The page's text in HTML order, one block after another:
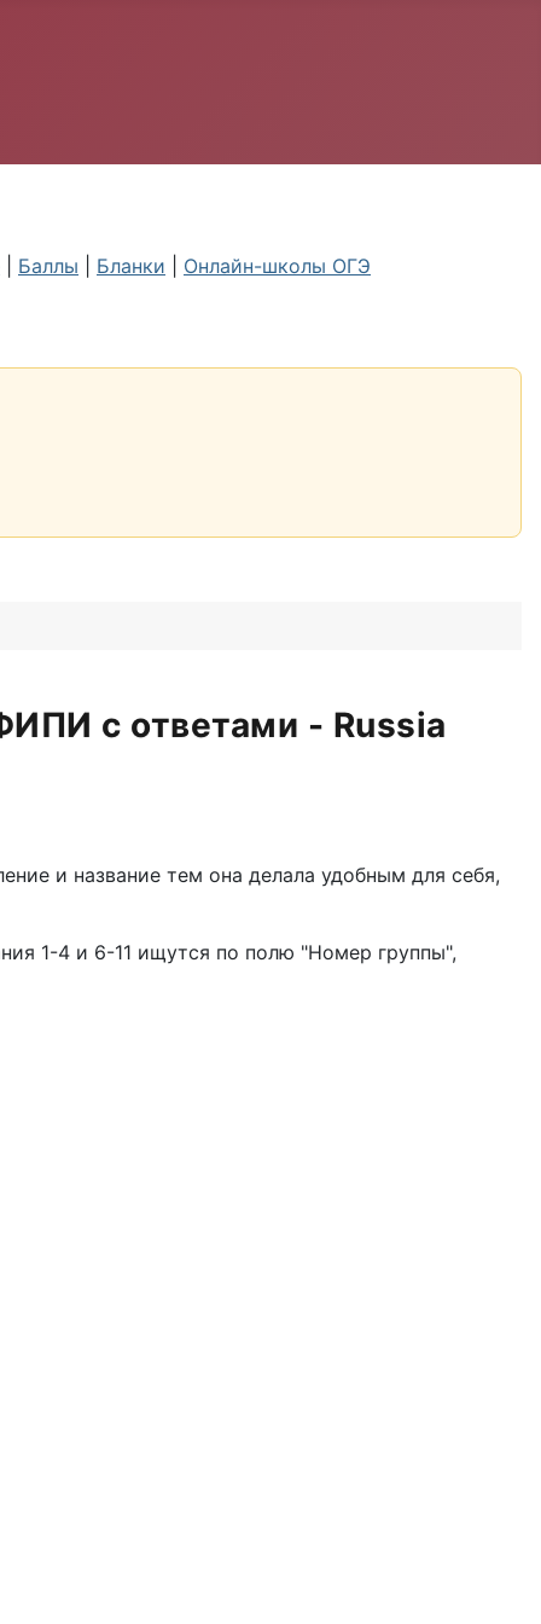
Баллы Бланки Онлайн-школы ОГЭ
с ответами - Russia
и название тем она делала удобным для себя,
1-4 и 6-11 ищутся по полю "Номер группы",